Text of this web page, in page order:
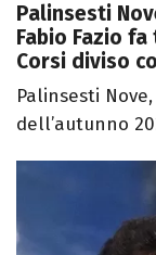
Palinsesti
Fabio Fazio
Corsi diviso
Palinsesti
dell’autunno